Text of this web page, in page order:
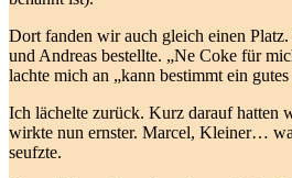
Dort fanden wir auch gleich einen
und Andreas bestellte. „Ne Coke für
lachte mich an „kann bestimmt ein
Ich lächelte zurück. Kurz darauf hatten
wirkte nun ernster. Marcel, Kleiner…
seufzte.